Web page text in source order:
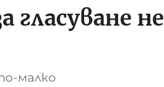
не
малко